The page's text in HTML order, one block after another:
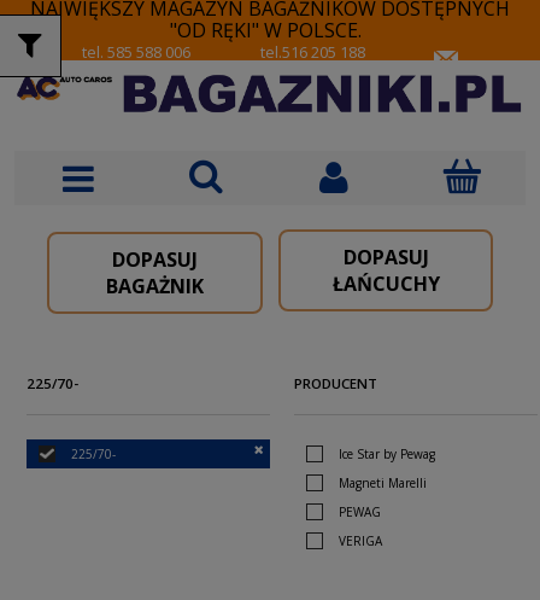
NAJWIĘKSZY MAGAZYN BAGAŻNIKÓW DOSTĘPNYCH
"OD RĘKI" W POLSCE.
tel. 585 588 006 tel.516 205 188
DOPASUJ
BAGAŻNIK
DOPASUJ
ŁAŃCUCHY
225/70-
225/70-
PRODUCENT
Ice Star by Pewag
Magneti Marelli
PEWAG
VERIGA